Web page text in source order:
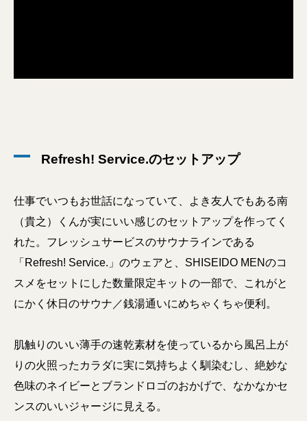
Refresh! Service.のセットアップ
仕事でいつもお世話になっていて、よき友人でもある南
（貴之）くんが実にいい感じのセットアップを作ってく
れた。フレッシュサービスのサウナラインである
「Refresh! Service.」のウェアと、SHISEIDO MENのコ
スメをセットにした数量限定キットの一部で、これがと
にかく休日のサウナ／銭湯通いにめちゃくちゃ便利。
肌触りのいい薄手の速乾素材を使っているから風呂上が
りの火照ったカラダに実に気持ちよく馴染むし、絶妙な
色味のネイビーとブランドロゴのおかげで、なかなかセ
ンスのいいジャージに見える。